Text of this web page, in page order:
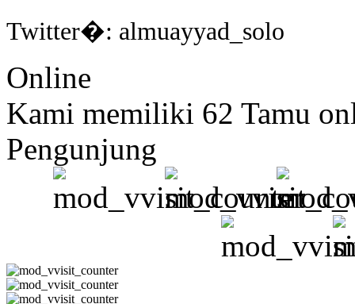
Twitter�: almuayyad_solo
Online
Kami memiliki 62 Tamu
Pengunjung